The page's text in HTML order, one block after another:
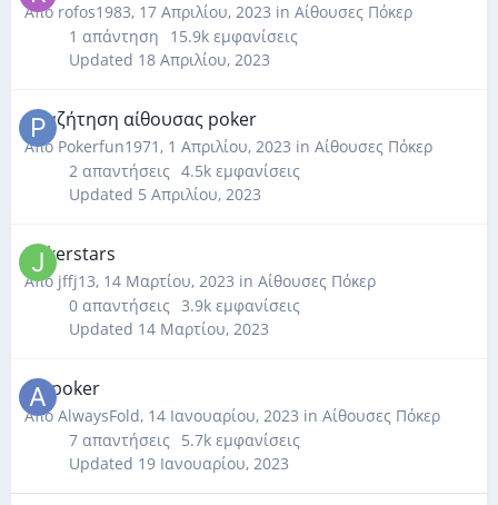
Από rofos1983, 17 Απριλίου, 2023 in Αίθουσες Πόκερ
1 απάντηση 15.9k εμφανίσεις
Updated 18 Απριλίου, 2023
Αναζήτηση αίθουσας poker
Από Pokerfun1971, 1 Απριλίου, 2023 in Αίθουσες Πόκερ
2 απαντήσεις 4.5k εμφανίσεις
Updated 5 Απριλίου, 2023
Pokerstars
Από jffj13, 14 Μαρτίου, 2023 in Αίθουσες Πόκερ
0 απαντήσεις 3.9k εμφανίσεις
Updated 14 Μαρτίου, 2023
GGpoker
Από AlwaysFold, 14 Ιανουαρίου, 2023 in Αίθουσες Πόκερ
7 απαντήσεις 5.7k εμφανίσεις
Updated 19 Ιανουαρίου, 2023